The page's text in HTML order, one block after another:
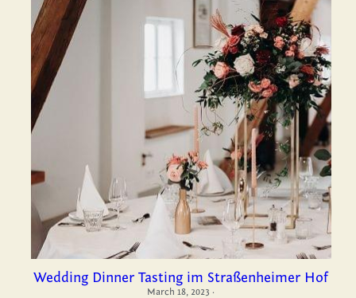
Wedding Dinner Tasting im Straßenheimer Hof
March 18, 2023 ·